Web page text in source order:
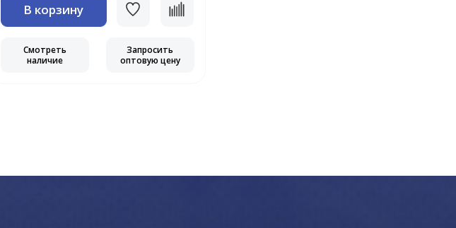
В корзину
Смотреть
наличие
Запросить
оптовую цену